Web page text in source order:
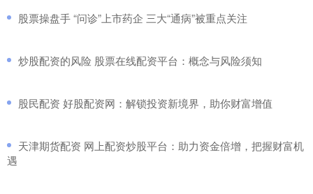
​股票操盘手 “问诊”上市药企 三大“通病”被重点关注
​炒股配资的风险 股票在线配资平台：概念与风险须知
​股民配资 好股配资网：解锁投资新境界，助你财富增值
​天津期货配资 网上配资炒股平台：助力资金倍增，把握财富机
遇